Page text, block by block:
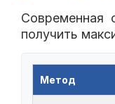
Современная
получить
Метод